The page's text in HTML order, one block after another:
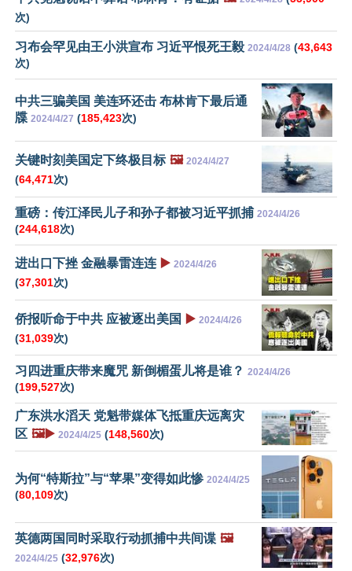
次)
习布会罕见由王小洪宣布 习近平恨死王毅 2024/4/28 (43,643
次)
中共三骗美国 美连环还击 布林肯下最后通
牒 2024/4/27 (185,423次)
关键时刻美国定下终极目标 🖼️ 2024/4/27
(64,471次)
重磅：传江泽民儿子和孙子都被习近平抓捕 2024/4/26
(244,618次)
进出口下挫 金融暴雷连连 ▶️ 2024/4/26
(37,301次)
侨报听命于中共 应被逐出美国 ▶️ 2024/4/26
(31,039次)
习四进重庆带来魔咒 新倒楣蛋儿将是谁？ 2024/4/26
(199,527次)
广东洪水滔天 党魁带媒体飞抵重庆远离灾
区 🖼️▶️ 2024/4/25 (148,560次)
为何“特斯拉”与“苹果”变得如此惨 2024/4/25
(80,109次)
英德两国同时采取行动抓捕中共间谍 🖼️
2024/4/25 (32,976次)